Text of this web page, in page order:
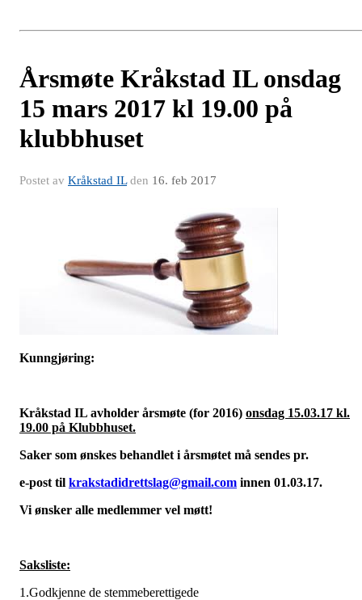
Årsmøte Kråkstad IL onsdag
15 mars 2017 kl 19.00 på
klubbhuset
Postet av Kråkstad ILden 16. feb 2017
Kunngjøring:
Kråkstad IL avholder årsmøte (for 2016) onsdag 15.03.17 kl.
19.00 på Klubbhuset.
Saker som ønskes behandlet i årsmøtet må sendes pr.
e-post til krakstadidrettslag@gmail.com innen 01.03.17.
Vi ønsker alle medlemmer vel møtt!
Saksliste:
1.Godkjenne de stemmeberettigede